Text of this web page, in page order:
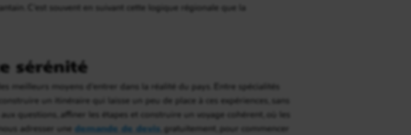
C’est souvent en suivant cette logique régionale que la
sérénité
meilleurs moyens d’entrer dans la réalité du pays. Entre spécialités
un itinéraire qui laisse un peu de place à ces expériences, sans
questions, affiner les étapes et construire un voyage cohérent, où les
adresser une demande de devis , gratuitement, pour commencer